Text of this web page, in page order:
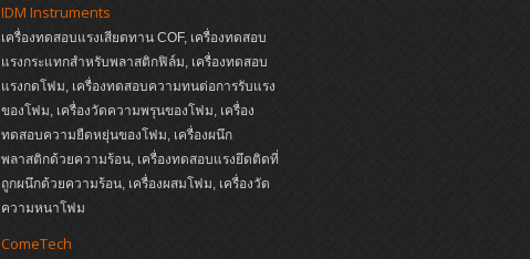
IDM Instruments
เครื่องทดสอบแรงเสียดทาน COF, เครื่องทดสอบ
แรงกระแทกสำหรับพลาสติกฟิล์ม, เครื่องทดสอบ
แรงกดโฟม, เครื่องทดสอบความทนต่อการรับแรง
ของโฟม, เครื่องวัดความพรุนของโฟม, เครื่อง
ทดสอบความยืดหยุ่นของโฟม, เครื่องผนึก
พลาสติกด้วยความร้อน, เครื่องทดสอบแรงยึดติดที่
ถูกผนึกด้วยความร้อน, เครื่องผสมโฟม, เครื่องวัด
ความหนาโฟม
ComeTech